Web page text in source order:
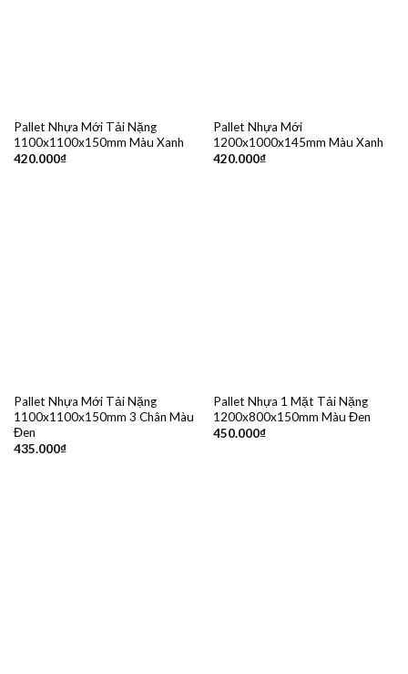
Pallet Nhựa Mới Tải Nặng
1100x1100x150mm Màu Xanh
420.000₫
Pallet Nhựa Mới
1200x1000x145mm Màu Xanh
420.000₫
Pallet Nhựa Mới Tải Nặng
1100x1100x150mm 3 Chân Màu
Đen
435.000₫
Pallet Nhựa 1 Mặt Tải Nặng
1200x800x150mm Màu Đen
450.000₫